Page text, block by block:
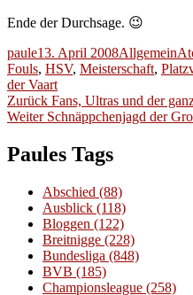
Ende der Durchsage. 😉
Autor
pauleVeröffentlicht
am
13. April 2008Kategorien
Allgemein
Fouls, HSV, Meisterschaft,
der Vaart
Beitragsnavigation
Zurück Vorheriger
Beitrag:
Fans, Ultras und der
Weiter Nächster
Schnäppchenjagd der
Paules Tags
Abschied (88)
Ausblick (118)
Bloggen (122)
Breitnigge (228)
Bundesliga (848)
BVB (185)
Championsleague (258)